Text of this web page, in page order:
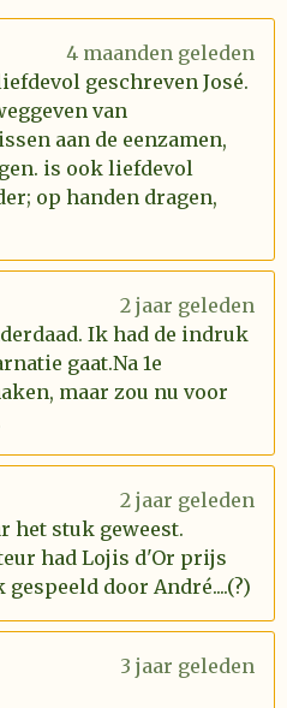
4 maanden geleden
geschreven José.
van
aan de eenzamen,
is ook liefdevol
op handen dragen,
2 jaar geleden
Ik had de indruk
gaat.Na 1e
maar zou nu voor
2 jaar geleden
het stuk geweest.
had Lojis d'Or prijs
door André....(?)
3 jaar geleden